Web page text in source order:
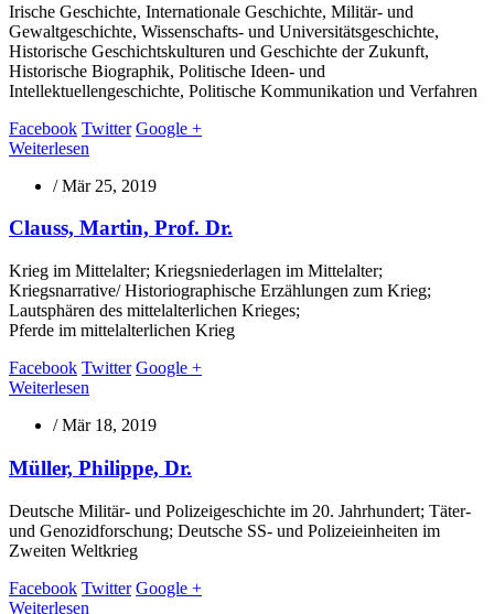
Irische Geschichte, Internationale Geschichte, Militär- und
Gewaltgeschichte, Wissenschafts- und Universitätsgeschichte,
Historische Geschichtskulturen und Geschichte der Zukunft,
Historische Biographik, Politische Ideen- und
Intellektuellengeschichte, Politische Kommunikation und Verfahren
Facebook Twitter Google +
Weiterlesen
/ Mär 25, 2019
Clauss, Martin, Prof. Dr.
Krieg im Mittelalter; Kriegsniederlagen im Mittelalter;
Kriegsnarrative/ Historiographische Erzählungen zum Krieg;
Lautsphären des mittelalterlichen Krieges;
Pferde im mittelalterlichen Krieg
Facebook Twitter Google +
Weiterlesen
/ Mär 18, 2019
Müller, Philippe, Dr.
Deutsche Militär- und Polizeigeschichte im 20. Jahrhundert; Täter-
und Genozidforschung; Deutsche SS- und Polizeieinheiten im
Zweiten Weltkrieg
Facebook Twitter Google +
Weiterlesen